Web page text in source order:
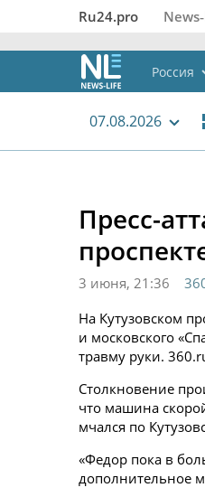
Ru24.pro
Россия
07.08.2026
Пресс-
3 июня, 21:36
На Кутузовском
и московского
травму руки.
Столкновение
что машина
мчался по
«Федор пока в
дополнительное